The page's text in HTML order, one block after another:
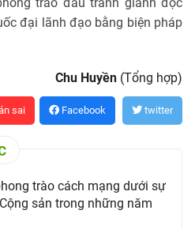
đại lãnh đạo bằng biện pháp
Chu Huyền (Tổng hợp)
sai Facebook twitter
trào cách mạng dưới sự
sản trong những năm